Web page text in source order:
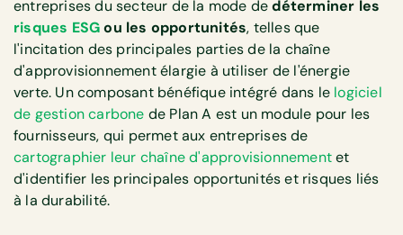
entreprises du secteur de la mode dedéterminer les
risques ESGou les opportunités, telles que
l'incitation des principales parties de la chaîne
d'approvisionnement élargie à utiliser de l'énergie
verte. Un composant bénéfique intégré dans le logiciel
de gestion carbone de Plan A est un module pour les
fournisseurs, qui permet aux entreprises de
cartographier leur chaîne d'approvisionnementet
d'identifier les principales opportunités et risques liés
à la durabilité.